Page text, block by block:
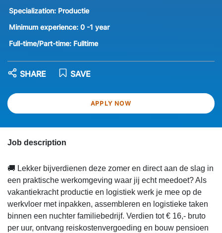
Specialization: Productie
Minimum experience: 0 -1 year
Full-time/Part-time: Fulltime
APPLY NOW
SAVE
SHARE
Job description
🚚 Lekker bijverdienen deze zomer en direct aan de slag in
een praktische werkomgeving waar jij echt meedoet? Als
vakantiekracht productie en logistiek werk je mee op de
werkvloer met inpakken, assembleren en logistieke taken
binnen een nuchter familiebedrijf. Verdien tot € 16,- bruto
per uur, ontvang reiskostenvergoeding en bouw pensioen